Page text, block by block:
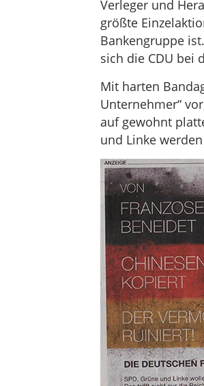
Verleger und
größte
Bankengruppe
sich die CDU bei
Mit harten
Unternehmer“
auf gewohnt
und Linke